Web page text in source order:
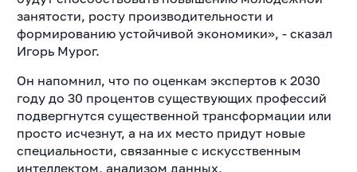
занятости, росту производительности и
формированию устойчивой экономики», - сказал
Игорь Мурог.
Он напомнил, что по оценкам экспертов к 2030
году до 30 процентов существующих профессий
подвергнутся существенной трансформации или
просто исчезнут, а на их место придут новые
специальности, связанные с искусственным
интеллектом, анализом данных,